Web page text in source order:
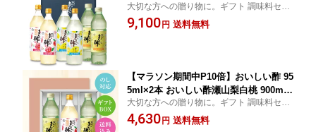
おいしい酢山梨白桃 900ml×2本 おいし
い酢瀬戸内レモン 900ml×2本 計6本 日
大切な方への贈り物に。ギフト 調味料セッ
ト 箱入り のし対応 母の日 父の日 お中元 粗
品 御中元 内祝い 法要 手土産 お礼 贈答 化
9,100円 送料無料
【マラソン期間中P10倍】おいしい酢 95
5ml×2本 おいしい酢瀬山梨白桃 900ml×
1本 日本自然発酵 計3本 ギフトセットギ
フト 酢 お酢 調味料 包装対応 熨斗対応
大切な方への贈り物に。ギフト 調味料セッ
ト 箱入り のし対応 母の日 父の日 お中元 粗
品 御中元 内祝い 法要 お返し 出産 贈答 熨
4,630円 送料無料